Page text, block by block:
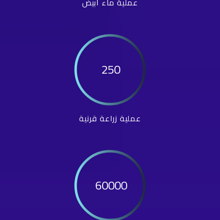
250
عملية زراعة قرنية
60000